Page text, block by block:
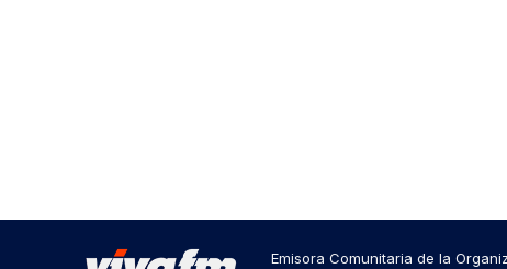
Emisora Comunitaria de la